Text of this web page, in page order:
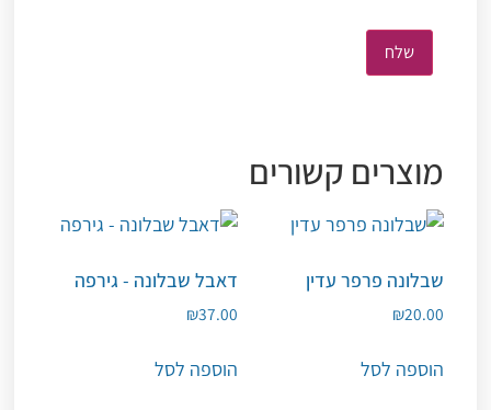
מוצרים קשורים
שבלונה פרפר עדין
₪20.00
הוספה לסל
דאבל שבלונה - גירפה
₪37.00
הוספה לסל